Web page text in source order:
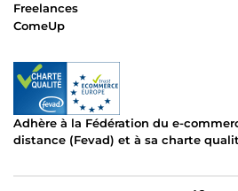
Freelances
ComeUp
Adhère à la Fédération du e-
distance (Fevad) et à sa charte